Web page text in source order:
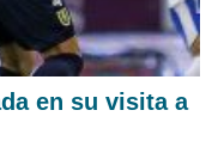
en su visita a